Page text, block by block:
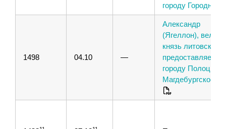
городу Городне
1498 04.10 —
Александр
(Ягеллон),
князь литовский,
предоставляет
городу Полоцку
Магдебургское